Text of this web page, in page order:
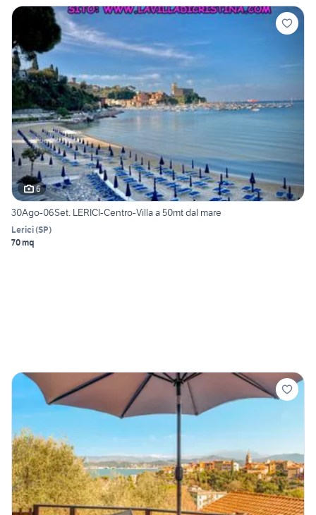
6
30Ago-06Set. LERICI-Centro-Villa a 50mt dal mare
Lerici(SP)
70 mq